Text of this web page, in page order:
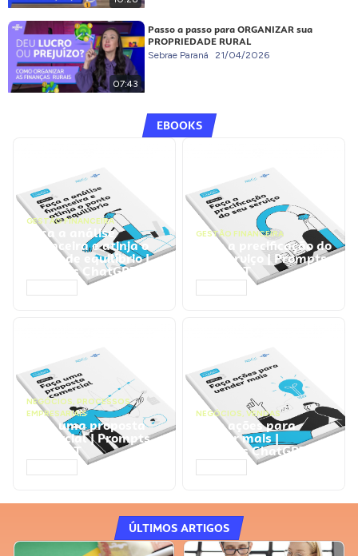
07:43
Passo a passo para ORGANIZAR sua
PROPRIEDADE RURAL
Sebrae Paraná 21/04/2026
EBOOKS
GESTÃO FINANCEIRA
Faça a análise
financeira e atinja o
ponto de equilíbrio |
Prompts ChatGPT
GESTÃO FINANCEIRA
Faça a precificação do
seu serviço | Prompts
ChatGPT
NEGÓCIOS, PROCESSOS
EMPRESARIAIS
Faça uma proposta
comercial | Prompts
ChatGPT
NEGÓCIOS, VENDAS
Faça ações para
vender mais |
Prompts ChatGPT
ÚLTIMOS ARTIGOS